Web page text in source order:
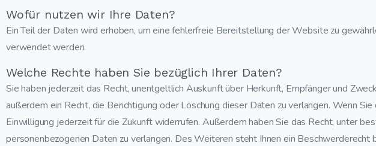
Wofür nutzen wir Ihre Daten?
Ein Teil der Daten wird erhoben, um eine fehlerfreie Bereitstellung der Website zu
verwendet werden.
Welche Rechte haben Sie bezüglich Ihrer Daten?
Sie haben jederzeit das Recht, unentgeltlich Auskunft über Herkunft, Empfänger und
außerdem ein Recht, die Berichtigung oder Löschung dieser Daten zu verlangen. Wenn
Einwilligung jederzeit für die Zukunft widerrufen. Außerdem haben Sie das Recht, unter
personenbezogenen Daten zu verlangen. Des Weiteren steht Ihnen ein Beschwerderecht